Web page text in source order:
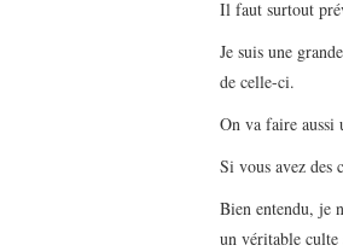
Il faut surtout
Je suis une
de celle-ci.
On va faire aussi
Si vous avez des
Bien entendu, je
un véritable